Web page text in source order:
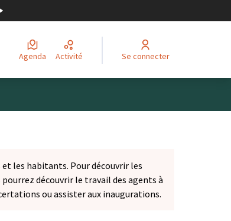
Agenda Activité Se connecter
les habitants. Pour découvrir les
découvrir le travail des agents à
ou assister aux inaugurations.